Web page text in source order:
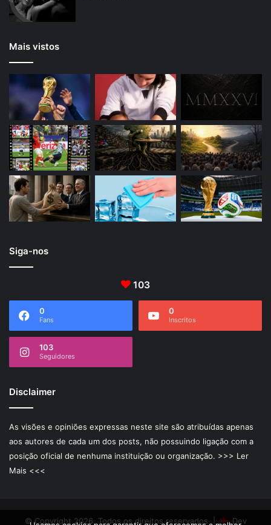
Mais vistos
Siga-nos
103
0
Fans
0
Inscritos
103
Seguidores
Disclaimer
As visões e opiniões expressas neste site são atribuídas apenas
aos autores de cada um dos posts, não possuindo ligação com a
posição oficial de nenhuma instituição ou organização. >>> Ler
Mais <<<
© Copyright 2026, Todos os direitos reservados | Dev